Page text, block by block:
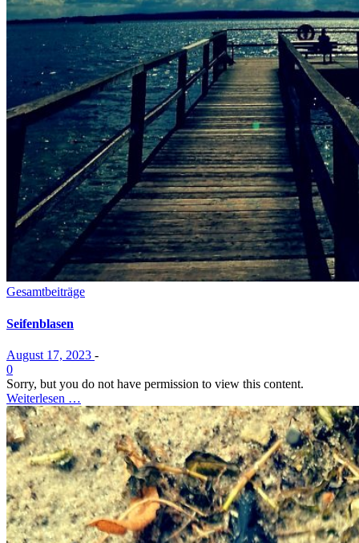
Gesamtbeiträge
Seifenblasen
August 17, 2023 -
0
Sorry, but you do not have permission to view this content.
Weiterlesen …